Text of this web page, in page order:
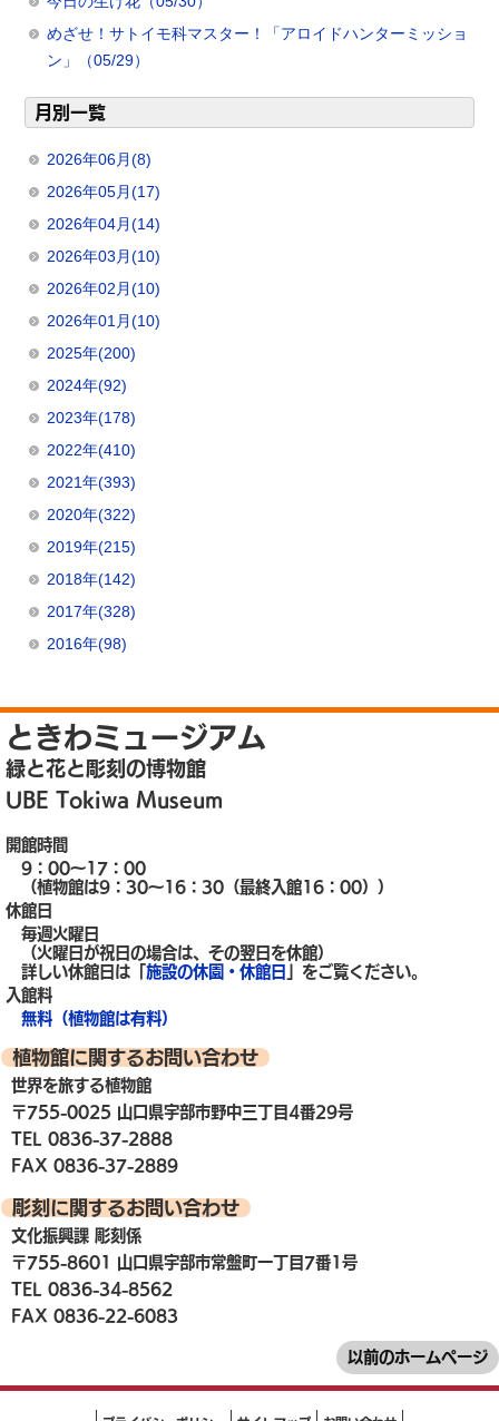
めざせ！サトイモ科マスター！「アロイドハンターミッショ
ン」（05/29）
月別一覧
2026年06月(8)
2026年05月(17)
2026年04月(14)
2026年03月(10)
2026年02月(10)
2026年01月(10)
2025年(200)
2024年(92)
2023年(178)
2022年(410)
2021年(393)
2020年(322)
2019年(215)
2018年(142)
2017年(328)
2016年(98)
ときわミュージアム
緑と花と彫刻の博物館
UBE Tokiwa Museum
開館時間
9：00～17：00
（植物館は9：30～16：30（最終入館16：00））
休館日
毎週火曜日
（火曜日が祝日の場合は、その翌日を休館）
詳しい休館日は「施設の休園・休館日
」をご覧ください。
入館料
無料（植物館は有料）
植物館に関するお問い合わせ
世界を旅する植物館
〒755-0025 山口県宇部市野中三丁目4番29号
TEL 0836-37-2888
FAX 0836-37-2889
彫刻に関するお問い合わせ
文化振興課 彫刻係
〒755-8601 山口県宇部市常盤町一丁目7番1号
TEL 0836-34-8562
FAX 0836-22-6083
以前のホームページ